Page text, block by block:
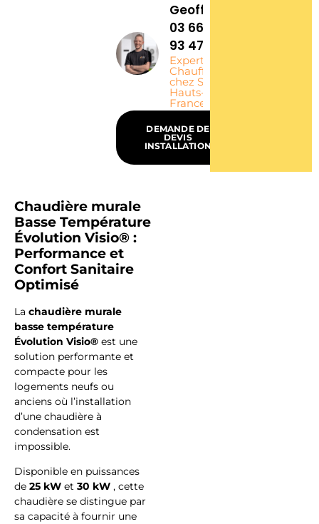
Geoffrey -
03 66 76
93 47
Expert
Chauffagiste
chez SEGIA,
Hauts-de-
France
DEMANDE DE
DEVIS
INSTALLATION
Chaudière murale
Basse Température
Évolution Visio® :
Performance et
Confort Sanitaire
Optimisé
La chaudière murale
basse température
Évolution Visio® est une
solution performante et
compacte pour les
logements neufs ou
anciens où l’installation
d’une chaudière à
condensation est
impossible.
Disponible en puissances
de 25 kW et 30 kW , cette
chaudière se distingue par
sa capacité à fournir une